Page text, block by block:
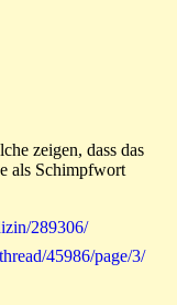
zeigen, dass das
als Schimpfwort
289306/
45986/page/3/